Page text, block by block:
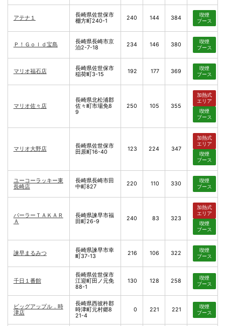
アテナ１
長崎県佐世保市
棚方町240-1
240 144 384
喫煙
ブース
Ｐ！Ｇｏｌｄ宝島
長崎県長崎市京
泊2-7-18
234 146 380
喫煙
ブース
マリオ福石店
長崎県佐世保市
稲荷町3-15
192 177 369
喫煙
ブース
マリオ佐々店
長崎県北松浦郡
佐々町市場免8
9
250 105 355
加熱式
エリア
喫煙
ブース
マリオ大野店
長崎県佐世保市
田原町16-40
123 224 347
加熱式
エリア
喫煙
ブース
ユーコーラッキー東
長崎店
長崎県長崎市田
中町827
220 110 330
喫煙
ブース
パーラーＴＡＫＡＲ
Ａ
長崎県諫早市福
田町26-9
240 83 323
加熱式
エリア
喫煙
ブース
諫早まるみつ
長崎県諫早市幸
町37-13
216 106 322
喫煙
ブース
千日１番館
長崎県佐世保市
江迎町田ノ元免
88-1
130 128 258
喫煙
ブース
ビッグアップル．時
津店
長崎県西彼杵郡
時津町元村郷8
21-4
0 221 221
喫煙
ブース